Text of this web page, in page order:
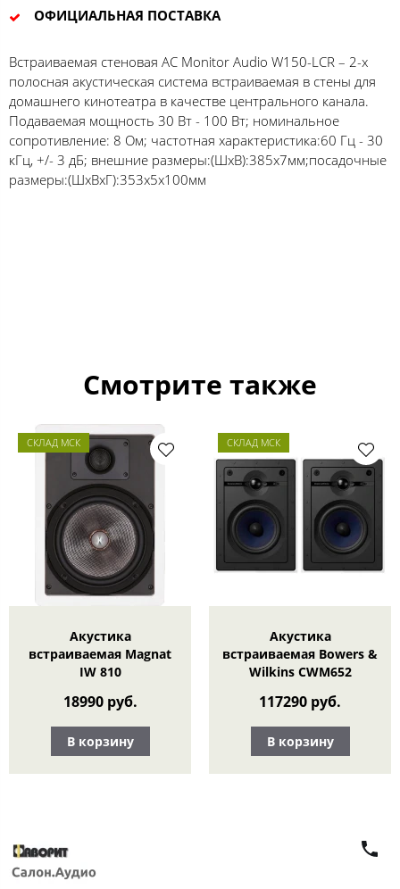
ОФИЦИАЛЬНАЯ ПОСТАВКА
Встраиваемая стеновая АС Monitor Audio W150-LCR – 2-х
полосная акустическая система встраиваемая в стены для
домашнего кинотеатра в качестве центрального канала.
Подаваемая мощность 30 Вт - 100 Вт; номинальное
сопротивление: 8 Ом; частотная характеристика:60 Гц - 30
кГц, +/- 3 дБ; внешние размеры:(ШхВ):385х7мм;посадочные
размеры:(ШхВхГ):353х5х100мм
Смотрите также
СКЛАД МСК
Акустика
встраиваемая Magnat
IW 810
18990 руб.
В корзину
СКЛАД МСК
Акустика
встраиваемая Bowers &
Wilkins CWM652
117290 руб.
В корзину